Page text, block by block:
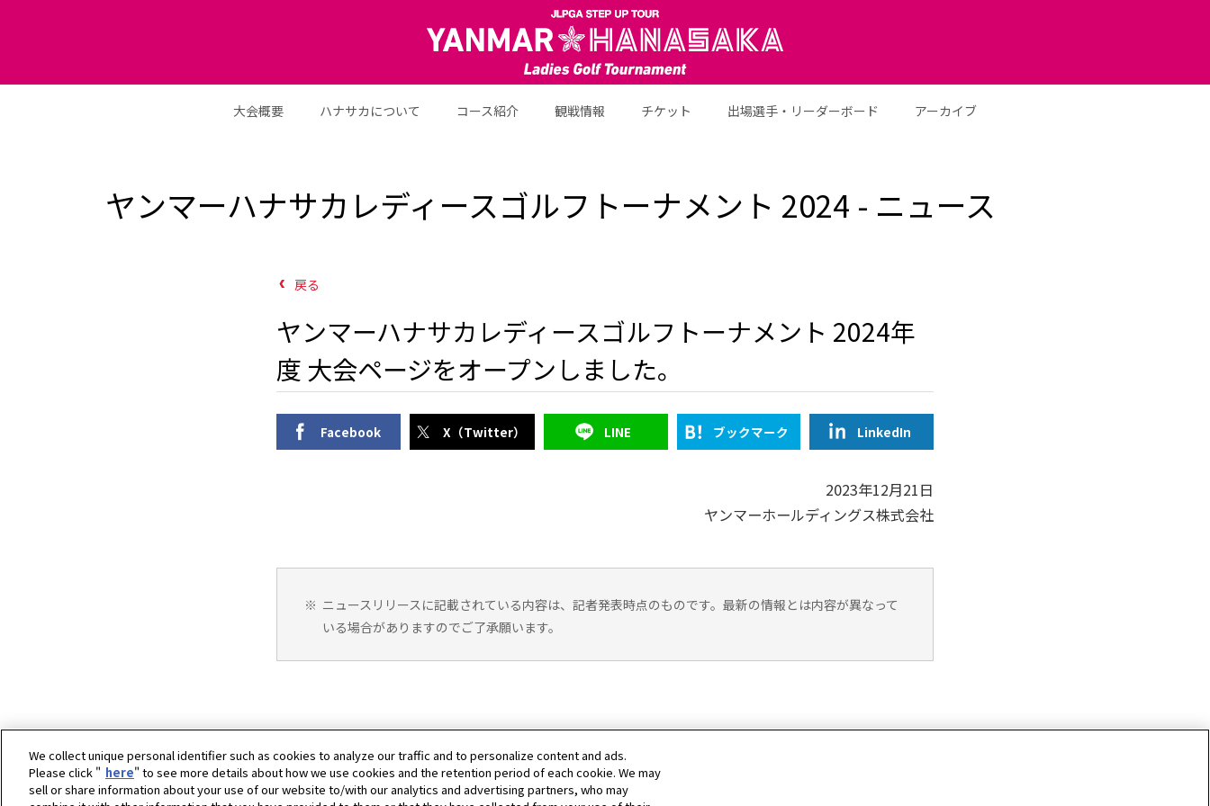
大会概要 ハナサカについて コース紹介 観戦情報 チケット 出場選手・リーダーボード アーカイブ
ヤンマーハナサカレディースゴルフトーナメント 2024 - ニュース
戻る
ヤンマーハナサカレディースゴルフトーナメント 2024年
度 大会ページをオープンしました。
Facebook X（Twitter） LINE ブックマーク LinkedIn
2023年12月21日
ヤンマーホールディングス株式会社
※ ニュースリリースに記載されている内容は、記者発表時点のものです。最新の情報とは内容が異なって
いる場合がありますのでご了承願います。
ホーム 企業情報 スポーツ協賛活動 ゴルフ ヤンマーハナサカ レディースゴルフトーナメント
We collect unique personal identifier such as cookies to analyze our traffic and to personalize content and ads.
Please click " here" to see more details about how we use cookies and the retention period of each cookie. We may
sell or share information about your use of our website to/with our analytics and advertising partners, who may